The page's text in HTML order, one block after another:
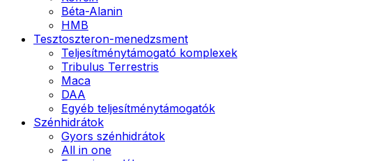
Béta-Alanin
HMB
Tesztoszteron-menedzsment
Teljesítménytámogató komplexek
Tribulus Terrestris
Maca
DAA
Egyéb teljesítménytámogatók
Szénhidrátok
Gyors szénhidrátok
All in one